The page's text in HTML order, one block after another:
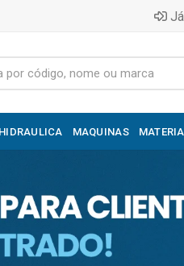
HIDRAULICA MAQUINAS